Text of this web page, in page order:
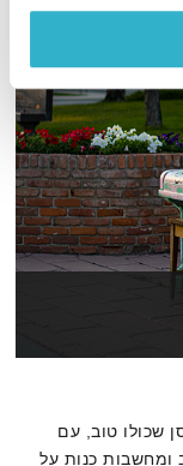
שכולו טוב, עם
ומחשבות כנות על